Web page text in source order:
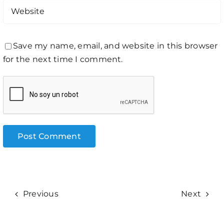
Save my name, email, and website in this browser
for the next time I comment.
Previous Next